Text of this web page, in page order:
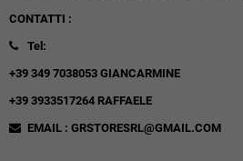
CONTATTI :
Tel:
+39 349 7038053 GIANCARMINE
+39 3933517264 RAFFAELE
EMAIL : GRSTORESRL@GMAIL.COM